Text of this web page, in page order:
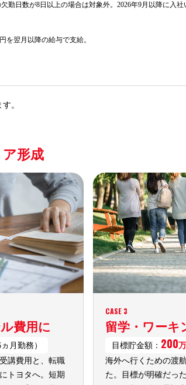
日数が8日以上の場合は対象外。2026年9月以降に入
を翌月以降の給与で支給。
。
形成
費用に
ヵ月勤務）
講費用と、転職
トヨタへ。短期
CASE 3
留学・ワーキ
目標貯金額： 200
海外へ行くための渡
た。目標が明確だっ